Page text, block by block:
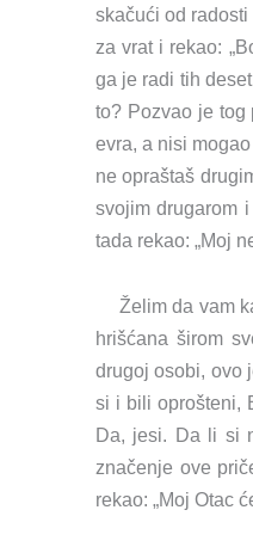
skačući od
za vrat i rekao:
ga je radi tih
to? Pozvao je tog
evra, a nisi
ne opraštaš
svojim drugarom
tada rekao: „Moj
Želim da vam
hrišćana širom
drugoj osobi, ovo
si i bili oprošteni,
Da, jesi. Da li si
značenje ove
rekao: „Moj Otac